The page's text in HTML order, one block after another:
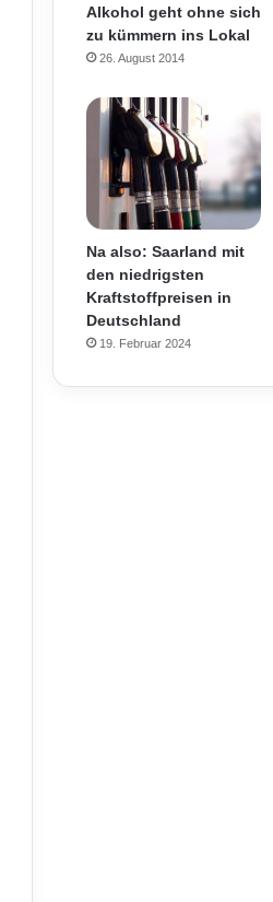
Alkohol geht ohne sich
zu kümmern ins Lokal
26. August 2014
Na also: Saarland mit
den niedrigsten
Kraftstoffpreisen in
Deutschland
19. Februar 2024